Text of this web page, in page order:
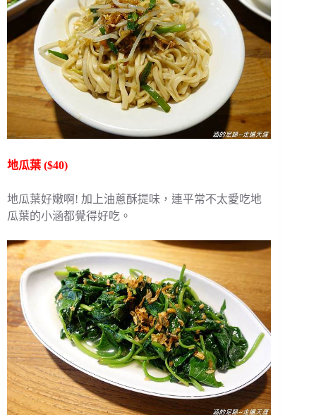
地瓜葉 ($40)
地瓜葉好嫩啊! 加上油蔥酥提味，連平常不太愛吃地
瓜葉的小涵都覺得好吃。